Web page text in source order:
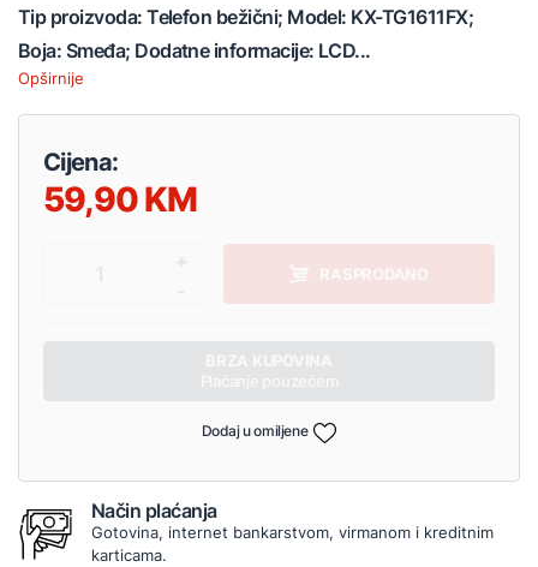
Tip proizvoda: Telefon bežični; Model: KX-TG1611FX;
Boja: Smeđa; Dodatne informacije: LCD...
Opširnije
Cijena:
59,90
RASPRODANO
Dodaj u omiljene
Način plaćanja
Gotovina, internet bankarstvom, virmanom i kreditnim
karticama.